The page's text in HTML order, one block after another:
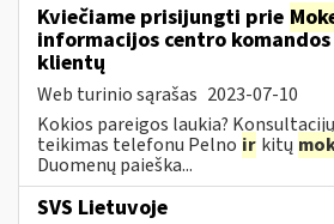
Kviečiame prisijungti prie
informacijos centro komandos
klientų
Web turinio sąrašas 2023-07-10
Kokios pareigos laukia? Konsultacijų
teikimas telefonu Pelno ir kitų
Duomenų paieška...
SVS Lietuvoje